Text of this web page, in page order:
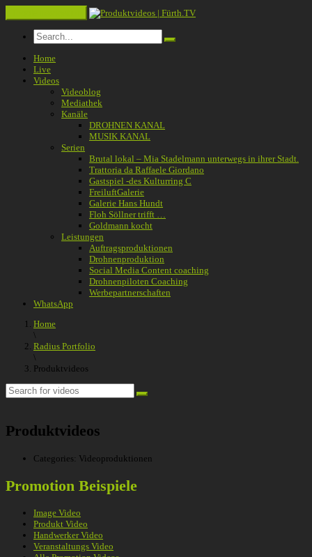
Home
Live
Videos
Videoblog
Mediathek
Kanäle
DROHNEN KANAL
MUSIK KANAL
Serien
Brutal lokal – Mia Stadelmann unterwegs in ihrer Stadt.
Trattoria da Raffaele Giordano
Gastspiel -des Kulturring C
FreiluftGalerie
Galerie Hans Hundt
Floh Söllner trifft …
Goldmann kocht
Leistungen
Auftragsproduktionen
Drohnenproduktion
Social Media Content coaching
Drohnenpiloten Coaching
Werbepartnerschaften
WhatsApp
Home
\
Radius Portfolio
\
Produktvideos
Produktvideos
Categories: Videoproduktionen
Promotion Beispiele
Image Video
Produkt Video
Handwerker Video
Veranstaltungs Video